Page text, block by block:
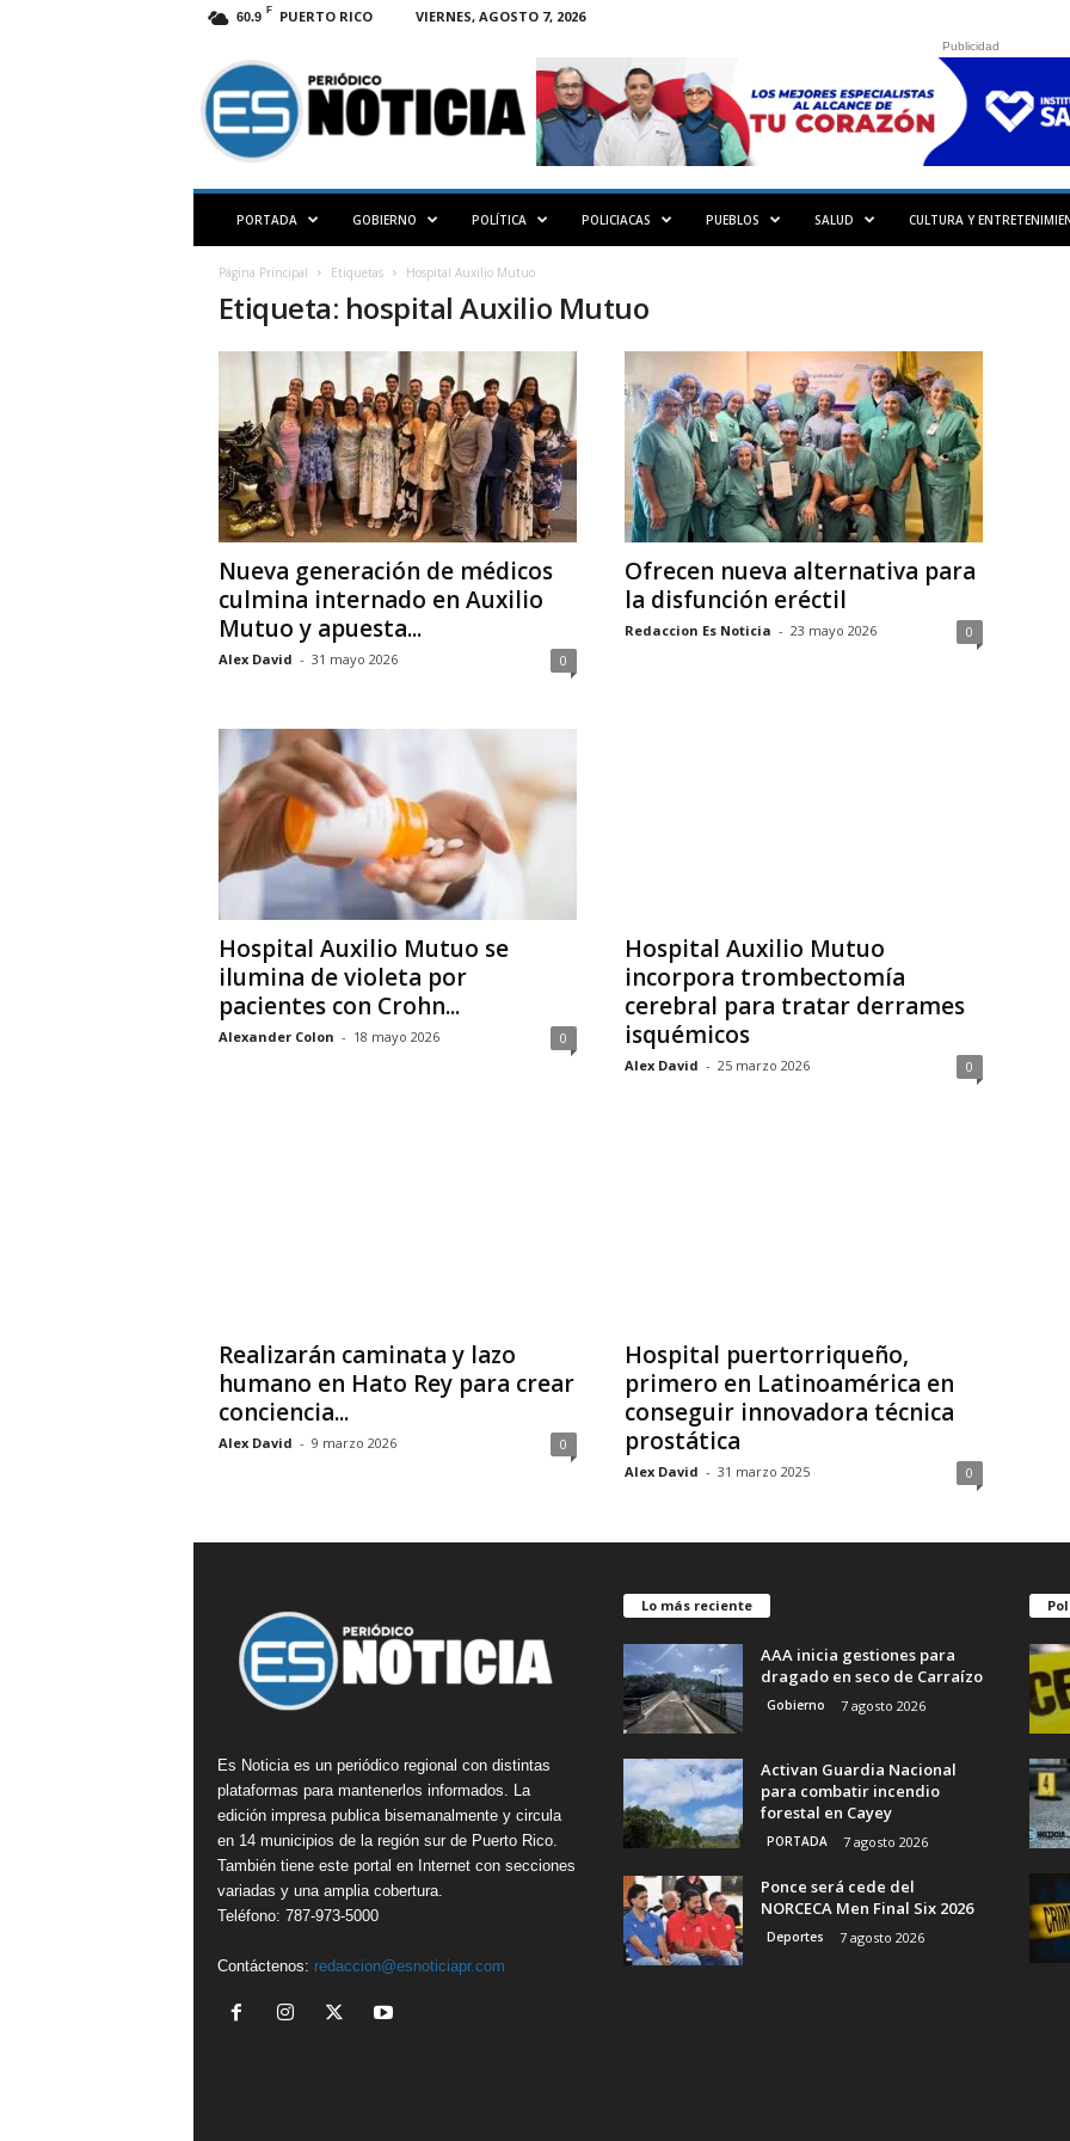
60.9 F PUERTO RICO VIERNES, AGOSTO 7, 2026
S
N
O
Publicidad
PORTADA GOBIERNO POLÍTICA POLICIACAS PUEBLOS SALUD CULTURA Y
Página Principal Etiquetas Hospital Auxilio Mutuo
Etiqueta: hospital Auxilio Mutuo
Nueva generación de médicos
culmina internado en Auxilio
Mutuo y apuesta...
Alex David - 31 mayo 2026 0
Ofrecen nueva alternativa para
la disfunción eréctil
Redaccion Es Noticia - 23 mayo 2026 0
Hospital Auxilio Mutuo se
ilumina de violeta por
pacientes con Crohn...
Alexander Colon - 18 mayo 2026 0
Hospital Auxilio Mutuo
incorpora trombectomía
cerebral para tratar derrames
isquémicos
Alex David - 25 marzo 2026 0
Realizarán caminata y lazo
humano en Hato Rey para crear
conciencia...
Alex David - 9 marzo 2026 0
Hospital puertorriqueño,
primero en Latinoamérica en
conseguir innovadora técnica
prostática
Alex David - 31 marzo 2025 0
Es Noticia es un periódico regional con distintas
plataformas para mantenerlos informados. La
edición impresa publica bisemanalmente y circula
en 14 municipios de la región sur de Puerto Rico.
También tiene este portal en Internet con secciones
variadas y una amplia cobertura.
Teléfono: 787-973-5000
Contáctenos: redaccion@esnoticiapr.com
Lo más reciente
AAA inicia gestiones para
dragado en seco de Carraízo
Gobierno 7 agosto 2026
Activan Guardia Nacional
para combatir incendio
forestal en Cayey
PORTADA 7 agosto 2026
Ponce será cede del
NORCECA Men Final Six 2026
Deportes 7 agosto 2026